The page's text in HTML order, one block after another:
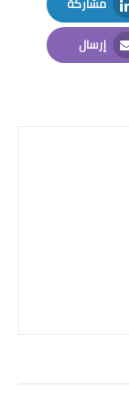
LinkedIn
إرسال
Email